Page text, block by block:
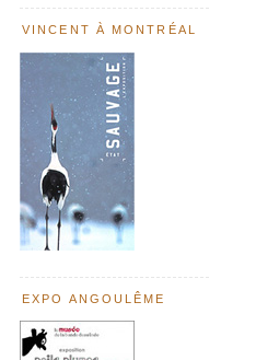
VINCENT À MONTRÉAL
EXPO ANGOULÊME